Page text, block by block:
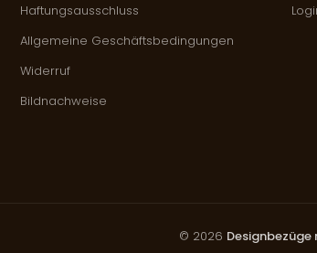
Haftungsausschluss
Allgemeine Geschäftsbedingungen
Widerruf
Bildnachweise
© 2026 Designbezüge